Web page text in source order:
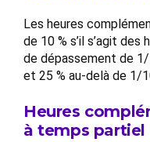
Les heures
de 10 % s’il s’agit
de dépassement de
et 25 % au-delà de 1/
Heures
à temps partiel